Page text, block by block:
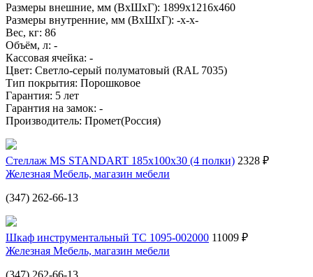
Размеры внешние, мм (ВхШхГ): 1899x1216x460
Размеры внутренние, мм (ВхШхГ): -x-x-
Вес, кг: 86
Объём, л: -
Кассовая ячейка: -
Цвет: Светло-серый полуматовый (RAL 7035)
Тип покрытия: Порошковое
Гарантия: 5 лет
Гарантия на замок: -
Производитель: Промет(Россия)
Стеллаж MS STANDART 185х100х30 (4 полки) 2328 ₽
Железная Мебель, магазин мебели
(347) 262-66-13
Шкаф инструментальный ТС 1095-002000 11009 ₽
Железная Мебель, магазин мебели
(347) 262-66-13